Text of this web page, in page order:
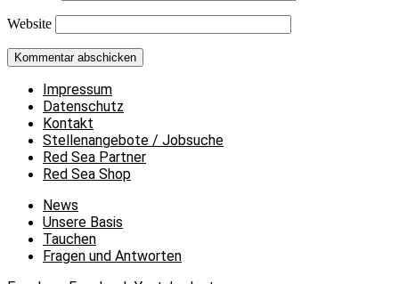
Website
Impressum
Datenschutz
Kontakt
Stellenangebote / Jobsuche
Red Sea Partner
Red Sea Shop
News
Unsere Basis
Tauchen
Fragen und Antworten